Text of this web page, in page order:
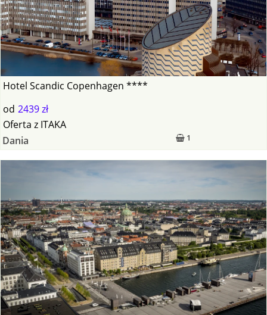
Hotel Scandic Copenhagen ****
od 2439 zł
1
Oferta z ITAKA
Dania